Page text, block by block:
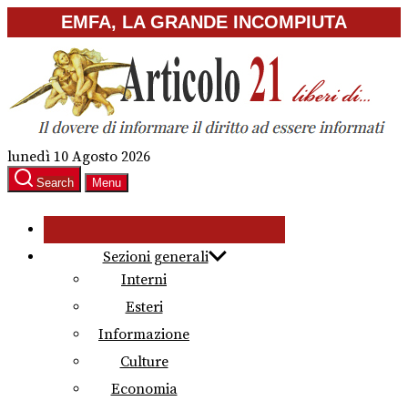
to
content
EMFA, LA GRANDE INCOMPIUTA
lunedì 10 Agosto 2026
Search Menu
Sezioni generali
Interni
Esteri
Informazione
Culture
Economia